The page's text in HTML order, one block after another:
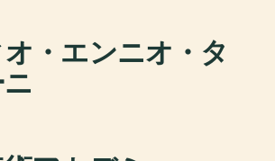
・エンニオ・タ